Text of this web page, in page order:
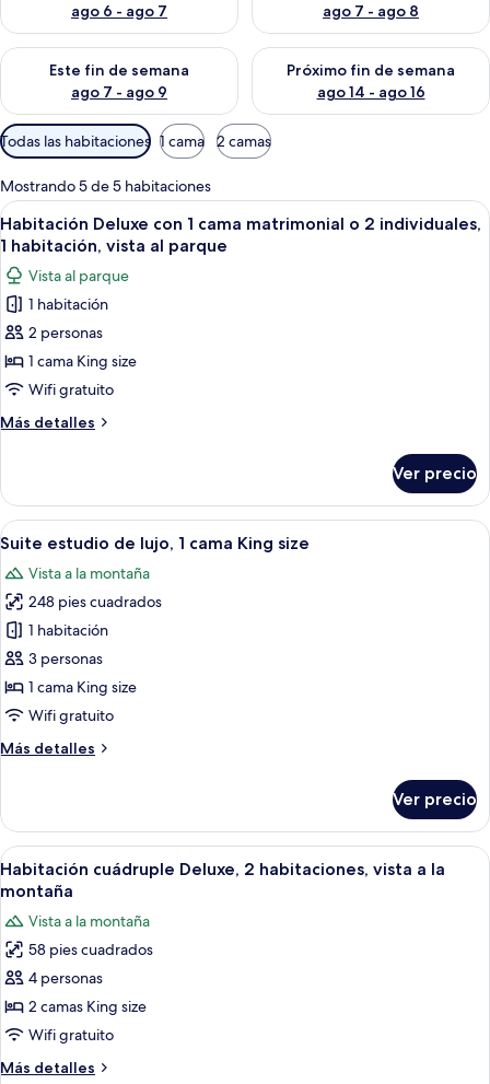
ago 6 - ago 7
ago 7 - ago 8
Este fin de semana
ago 7 - ago 9
Consulta la disponibilidad para este fin de semana ago 7 -
Próximo fin de semana
ago 14 - ago 16
Consulta la disponibilidad
Filtros
disponibles
para
las
habitaciones
Todas las habitaciones 1 cama 2 camas
Mostrando 5 de 5 habitaciones
Abrir
todas
las
fotos
de
Habitación
Deluxe
con
1
cama
o
individuales,
habitación,
vista
al
parque
Una habitación de hotel con una
23
Habitación Deluxe con 1 cama matrimonial o 2 individuales,
1 habitación, vista al parque
Vista al parque
1 habitación
2 personas
1 cama King size
Wifi gratuito
Más detalles
Más
Deluxe
con
1
matrimonial
o
2
individuales,
habitación,
vista
al
Ver precio
Abrir
todas
las
fotos
de
Suite
estudio
de
1
size
Habitación de hotel con cama,
14
Suite estudio de lujo, 1 cama King size
Vista a la montaña
248 pies cuadrados
1 habitación
3 personas
1 cama King size
Wifi gratuito
Más detalles
Más
estudio
de
lujo,
1
King
size
Ver precio
Abrir
todas
fotos
de
Habitación
cuádruple
Deluxe,
2
Habitación de hotel con techo rojo
9
Habitación cuádruple Deluxe, 2 habitaciones, vista a la
montaña
Vista a la montaña
58 pies cuadrados
4 personas
2 camas King size
Wifi gratuito
Más detalles
Más